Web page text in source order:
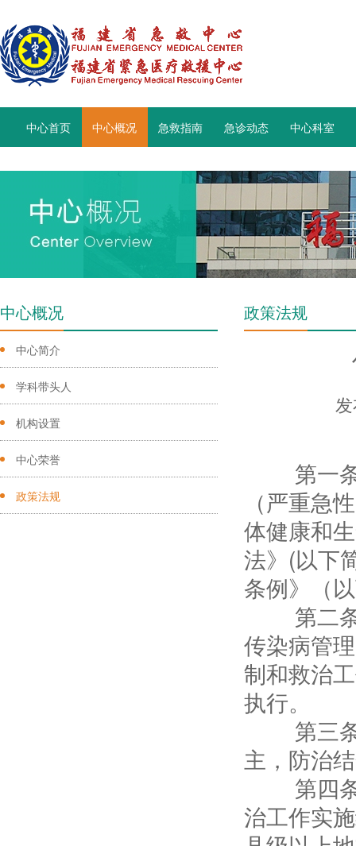
中心首页 中心概况 急救指南 急诊动态 中心科室
中心概况
中心简介
学科带头人
机构设置
中心荣誉
政策法规
政策法规
第一条
（严重急
体健康和
法》(以下
条例》（
第二条
传染病管
制和救治
执行。
第三条
主，防治
第四条
治工作实